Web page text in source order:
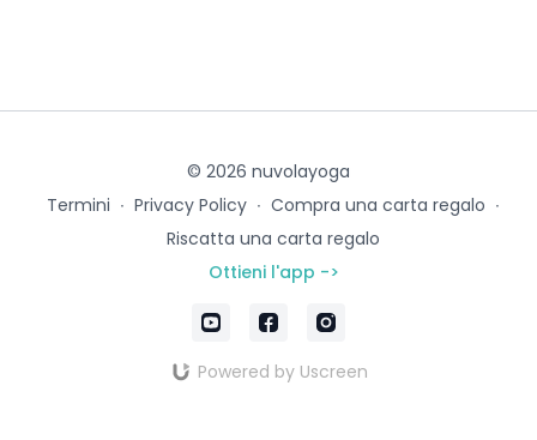
© 2026 nuvolayoga
Termini ∙ Privacy Policy ∙ Compra una carta regalo ∙
Riscatta una carta regalo
Ottieni l'app ->
Powered by Uscreen